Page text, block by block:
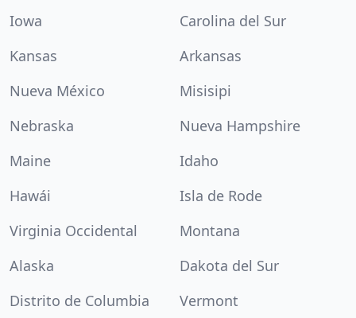
Iowa
Carolina del Sur
Kansas
Arkansas
Nueva México
Misisipi
Nebraska
Nueva Hampshire
Maine
Idaho
Hawái
Isla de Rode
Virginia Occidental
Montana
Alaska
Dakota del Sur
Distrito de Columbia
Vermont